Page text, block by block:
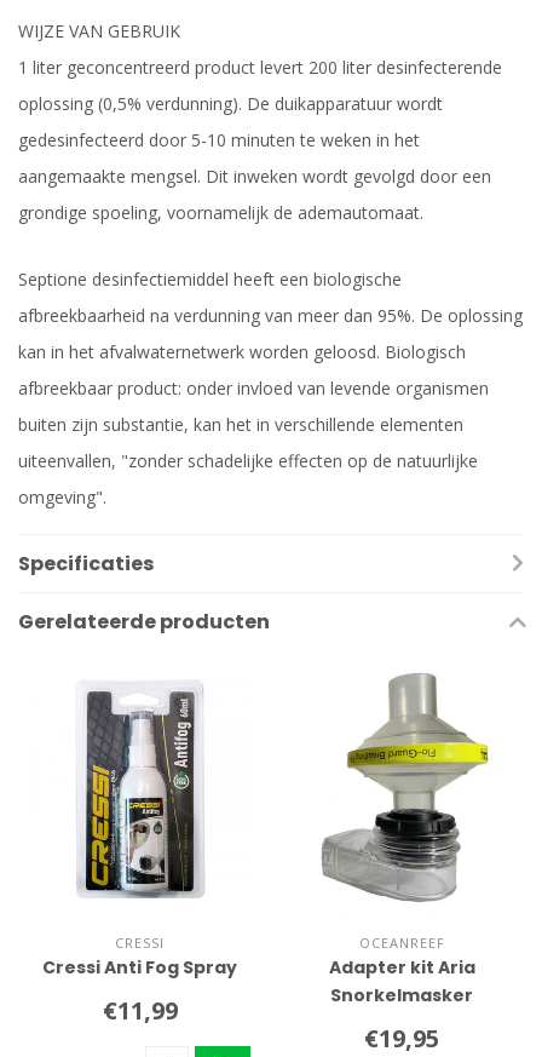
WIJZE VAN GEBRUIK
1 liter geconcentreerd product levert 200 liter desinfecterende
oplossing (0,5% verdunning). De duikapparatuur wordt
gedesinfecteerd door 5-10 minuten te weken in het
aangemaakte mengsel. Dit inweken wordt gevolgd door een
grondige spoeling, voornamelijk de ademautomaat.
Septione desinfectiemiddel heeft een biologische
afbreekbaarheid na verdunning van meer dan 95%. De oplossing
kan in het afvalwaternetwerk worden geloosd. Biologisch
afbreekbaar product: onder invloed van levende organismen
buiten zijn substantie, kan het in verschillende elementen
uiteenvallen, "zonder schadelijke effecten op de natuurlijke
omgeving".
Specificaties
Gerelateerde producten
CRESSI
Cressi Anti Fog Spray
€11,99
OCEANREEF
Adapter kit Aria
Snorkelmasker
€19,95